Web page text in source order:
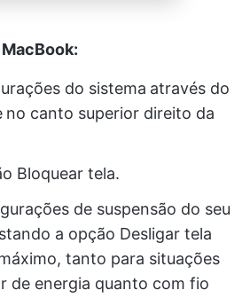
do sistema através do
no canto superior direito da
Bloquear tela.
de suspensão do seu
a opção Desligar tela
tanto para situações
de energia quanto com fio